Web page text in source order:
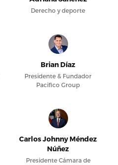
Derecho y deporte
Brian Díaz
Presidente & Fundador
Pacifico Group
Carlos Johnny Méndez
Núñez
Presidente Cámara de